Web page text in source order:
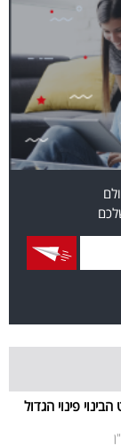
הבינוי פינוי הגדול